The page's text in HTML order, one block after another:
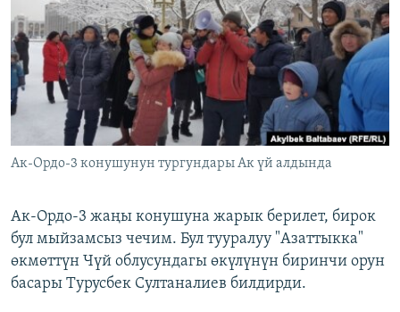
ЭЖЕ-СИҢДИЛЕР
АЗАТТЫК+
ЫҢГАЙСЫЗ СУРООЛОР
ОНЛАЙН ШЕРИНЕ
ЭЕ/АРнун бардык сайттары
Ак-Ордо-3 конушунун тургундары Ак үй алдында
Ак-Ордо-3 жаңы конушуна жарык берилет, бирок
бул мыйзамсыз чечим. Бул тууралуу "Азаттыкка"
өкмөттүн Чүй облусундагы өкүлүнүн биринчи орун
басары Турусбек Султаналиев билдирди.